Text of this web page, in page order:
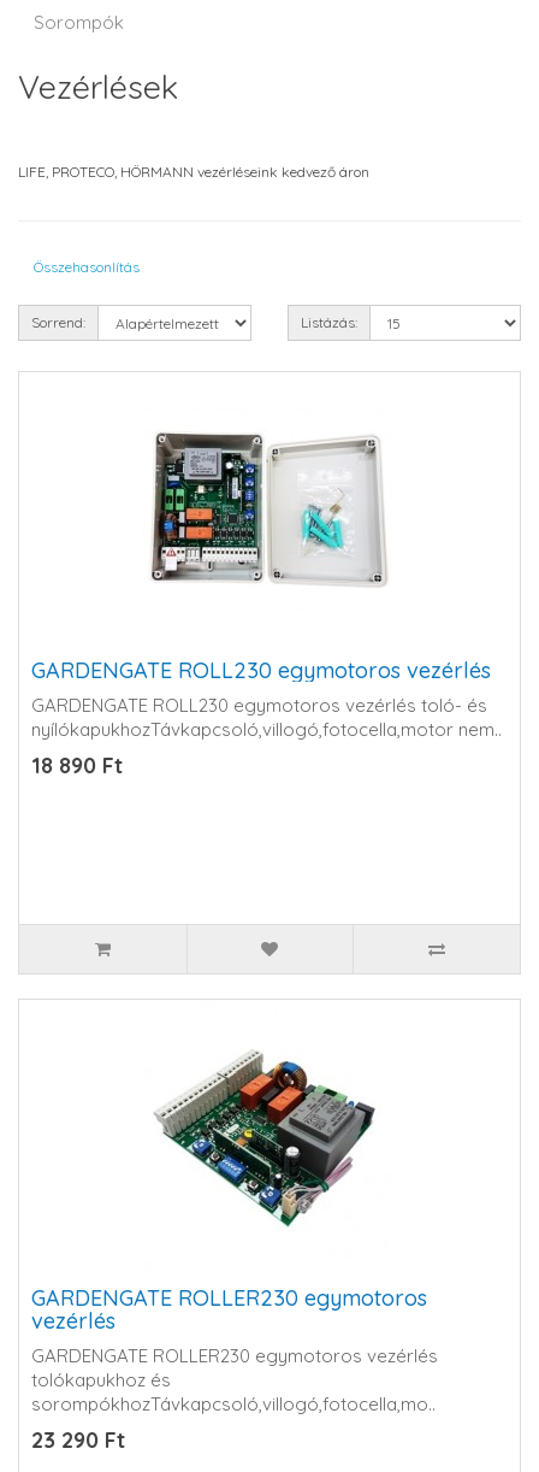
Sorompók
Vezérlések
LIFE, PROTECO, HÖRMANN vezérléseink kedvező áron
Összehasonlítás
Sorrend: Listázás:
GARDENGATE ROLL230 egymotoros vezérlés
GARDENGATE ROLL230 egymotoros vezérlés toló- és
nyílókapukhozTávkapcsoló,villogó,fotocella,motor nem..
18 890 Ft
GARDENGATE ROLLER230 egymotoros
vezérlés
GARDENGATE ROLLER230 egymotoros vezérlés
tolókapukhoz és
sorompókhozTávkapcsoló,villogó,fotocella,mo..
23 290 Ft